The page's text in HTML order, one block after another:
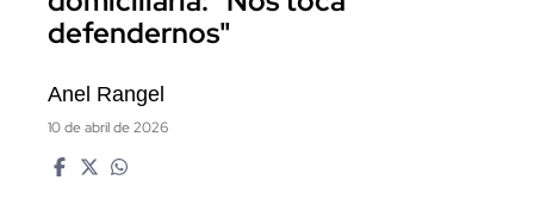
defendernos"
Anel Rangel
10 de abril de 2026